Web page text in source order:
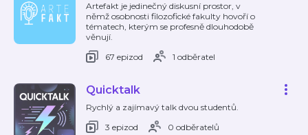
Artefakt je jedinečný diskusní prostor, v
němž osobnosti filozofické fakulty hovoří o
tématech, kterým se profesně dlouhodobě
věnují.
67 epizod
1 odběratel
Quicktalk
Rychlý a zajímavý talk dvou studentů.
3 epizod
0 odběratelů